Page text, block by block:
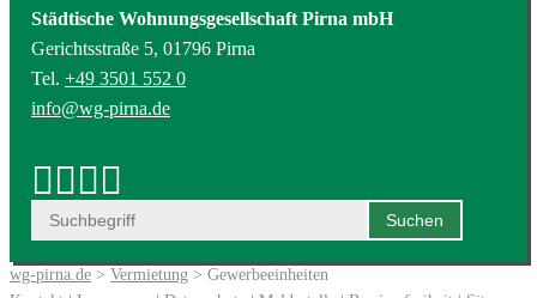
Städtische Wohnungsgesellschaft Pirna mbH
Gerichtsstraße 5, 01796 Pirna
Tel. +49 3501 552 0
info@wg-pirna.de
wg-pirna.de > Vermietung > Gewerbeeinheiten